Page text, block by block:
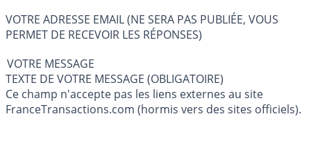
VOTRE ADRESSE EMAIL (NE SERA PAS PUBLIÉE, VOUS
PERMET DE RECEVOIR LES RÉPONSES)
VOTRE MESSAGE
TEXTE DE VOTRE MESSAGE (OBLIGATOIRE)
Ce champ n'accepte pas les liens externes au site
FranceTransactions.com (hormis vers des sites officiels).